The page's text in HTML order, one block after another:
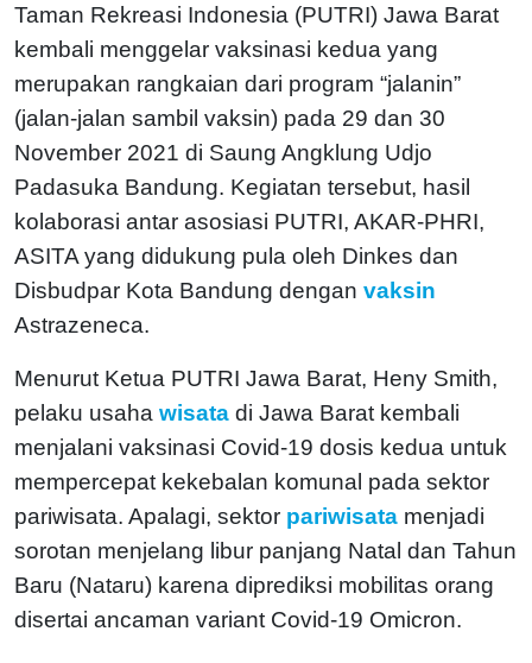
Taman Rekreasi Indonesia (PUTRI) Jawa Barat
kembali menggelar vaksinasi kedua yang
merupakan rangkaian dari program “jalanin”
(jalan-jalan sambil vaksin) pada 29 dan 30
November 2021 di Saung Angklung Udjo
Padasuka Bandung. Kegiatan tersebut, hasil
kolaborasi antar asosiasi PUTRI, AKAR-PHRI,
ASITA yang didukung pula oleh Dinkes dan
Disbudpar Kota Bandung dengan vaksin
Astrazeneca.
Menurut Ketua PUTRI Jawa Barat, Heny Smith,
pelaku usaha wisata di Jawa Barat kembali
menjalani vaksinasi Covid-19 dosis kedua untuk
mempercepat kekebalan komunal pada sektor
pariwisata. Apalagi, sektor pariwisata menjadi
sorotan menjelang libur panjang Natal dan Tahun
Baru (Nataru) karena diprediksi mobilitas orang
disertai ancaman variant Covid-19 Omicron.